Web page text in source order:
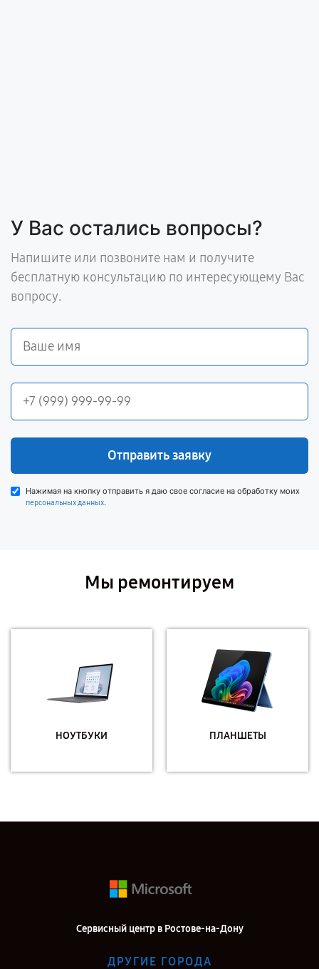
У Вас остались вопросы?
Напишите или позвоните нам и получите
бесплатную консультацию по интересующему Вас
вопросу.
Отправить заявку
Нажимая на кнопку отправить я даю свое согласие на обработку моих
персональных данных.
Мы ремонтируем
НОУТБУКИ ПЛАНШЕТЫ
Сервисный центр в Ростове-на-Дону
ДРУГИЕ ГОРОДА